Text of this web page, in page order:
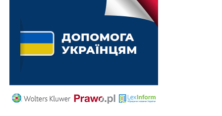
Поняття «виробництво» визначать на
законодавчому рівні